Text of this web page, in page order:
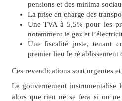
pensions et des minima
La prise en charge des
Une TVA à 5,5% pour les
notamment le gaz et
Une fiscalité juste, tenant
premier lieu le rétablissement
Ces revendications sont urgentes
Le gouvernement instrumentalise
alors que rien ne se fera si on